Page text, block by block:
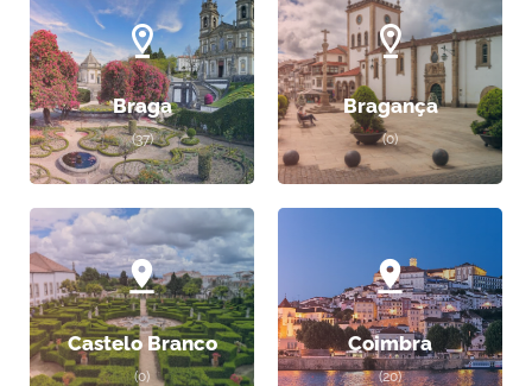
Braga
(37)
Bragança
(0)
Castelo Branco
(0)
Coimbra
(20)